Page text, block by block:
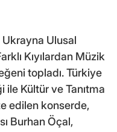
Ulusal
Kıyılardan Müzik
topladı. Türkiye
Kültür ve Tanıtma
edilen konserde,
Burhan Öçal,